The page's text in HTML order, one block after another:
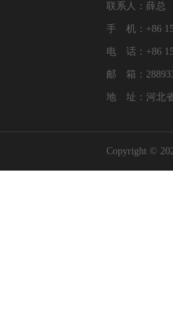
联系人：薛总
手 机：+86
电 话：+86
邮 箱：
地 址：河北
Copyright ©